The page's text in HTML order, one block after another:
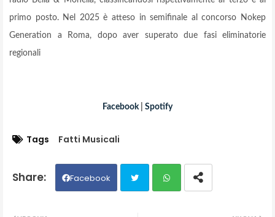
primo posto. Nel 2025 è atteso in semifinale al concorso Nokep
Generation a Roma, dopo aver superato due fasi eliminatorie
regionali
Facebook| Spotify
Tags Fatti Musicali
Facebook